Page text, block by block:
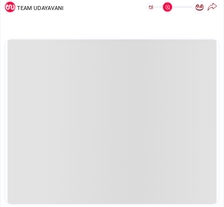
TEAM UDAYAVANI ಅ ಅ